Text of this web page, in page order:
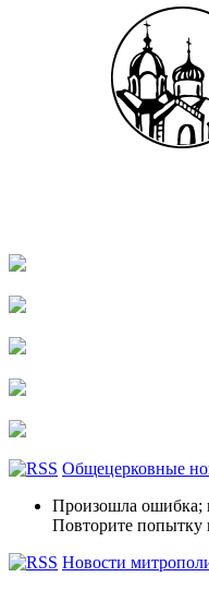
Общецерковные
Произошла ошибка;
Повторите попытку
Новости